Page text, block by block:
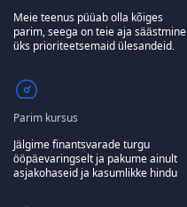
Meie teenus püüab olla kõiges
parim, seega on teie aja säästmine
üks prioriteetsemaid ülesandeid.
Parim kursus
Jälgime finantsvarade turgu
ööpäevaringselt ja pakume ainult
asjakohaseid ja kasumlikke hindu